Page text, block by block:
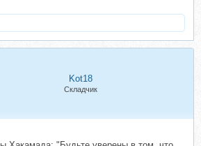
Kot18
Складчик